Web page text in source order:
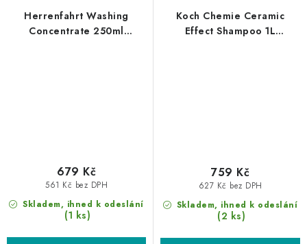
Herrenfahrt Washing
Concentrate 250ml
Skladem, ihned k odeslání
(1 ks)
561 Kč bez DPH
679 Kč
Koch Chemie Ceramic
Effect Shampoo 1L
Skladem, ihned k odeslání
(2 ks)
627 Kč bez DPH
759 Kč